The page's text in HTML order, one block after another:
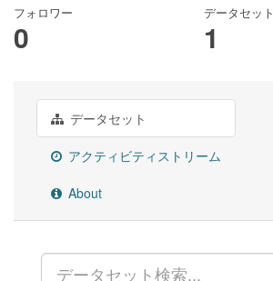
フォロワー
0
データセット
1
データセット
アクティビティストリーム
About